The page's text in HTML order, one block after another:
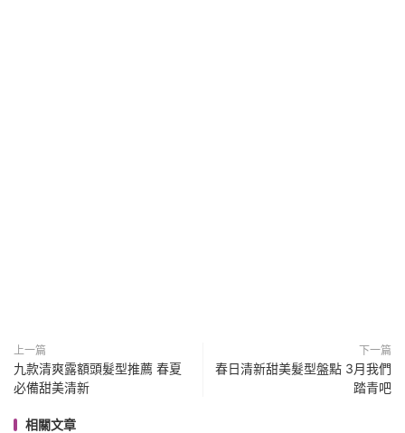
上一篇
九款清爽露額頭髮型推薦 春夏
必備甜美清新
下一篇
春日清新甜美髮型盤點 3月我們
踏青吧
相關文章